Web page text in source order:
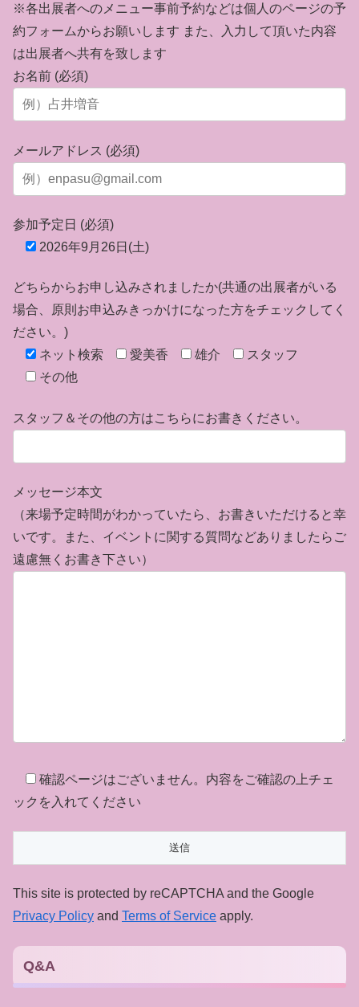
※各出展者へのメニュー事前予約などは個人のページの予
約フォームからお願いします また、入力して頂いた内容
は出展者へ共有を致します
お名前 (必須)
メールアドレス (必須)
参加予定日 (必須)
2026年9月26日(土)
どちらからお申し込みされましたか(共通の出展者がいる
場合、原則お申込みきっかけになった方をチェックしてく
ださい。)
ネット検索
愛美香 雄介
スタッフ
その他
スタッフ＆その他の方はこちらにお書きください。
メッセージ本文
（来場予定時間がわかっていたら、お書きいただけると幸
いです。また、イベントに関する質問などありましたらご
遠慮無くお書き下さい）
確認ページはございません。内容をご確認の上チェ
ックを入れてください
This site is protected by reCAPTCHA and the Google
Privacy Policy and Terms of Service apply.
Q&A